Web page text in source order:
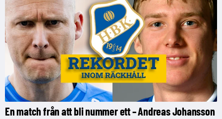
En match från att bli nummer ett – Andreas Johansson